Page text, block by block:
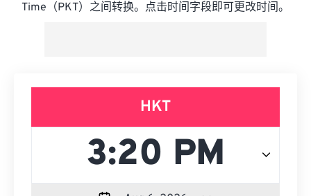
Time（PKT）之间转换。点击时间字段即可更改时间。
HKT